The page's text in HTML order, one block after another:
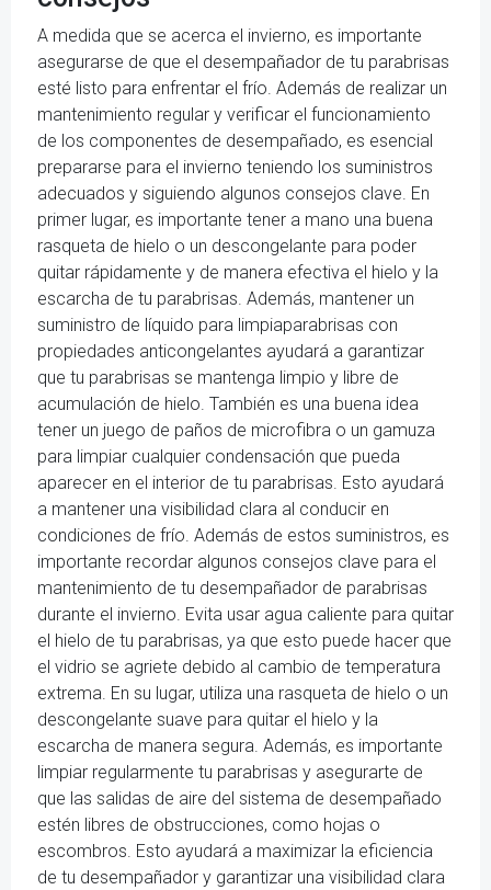
A medida que se acerca el invierno, es importante
asegurarse de que el desempañador de tu parabrisas
esté listo para enfrentar el frío. Además de realizar un
mantenimiento regular y verificar el funcionamiento
de los componentes de desempañado, es esencial
prepararse para el invierno teniendo los suministros
adecuados y siguiendo algunos consejos clave. En
primer lugar, es importante tener a mano una buena
rasqueta de hielo o un descongelante para poder
quitar rápidamente y de manera efectiva el hielo y la
escarcha de tu parabrisas. Además, mantener un
suministro de líquido para limpiaparabrisas con
propiedades anticongelantes ayudará a garantizar
que tu parabrisas se mantenga limpio y libre de
acumulación de hielo. También es una buena idea
tener un juego de paños de microfibra o un gamuza
para limpiar cualquier condensación que pueda
aparecer en el interior de tu parabrisas. Esto ayudará
a mantener una visibilidad clara al conducir en
condiciones de frío. Además de estos suministros, es
importante recordar algunos consejos clave para el
mantenimiento de tu desempañador de parabrisas
durante el invierno. Evita usar agua caliente para quitar
el hielo de tu parabrisas, ya que esto puede hacer que
el vidrio se agriete debido al cambio de temperatura
extrema. En su lugar, utiliza una rasqueta de hielo o un
descongelante suave para quitar el hielo y la
escarcha de manera segura. Además, es importante
limpiar regularmente tu parabrisas y asegurarte de
que las salidas de aire del sistema de desempañado
estén libres de obstrucciones, como hojas o
escombros. Esto ayudará a maximizar la eficiencia
de tu desempañador y garantizar una visibilidad clara